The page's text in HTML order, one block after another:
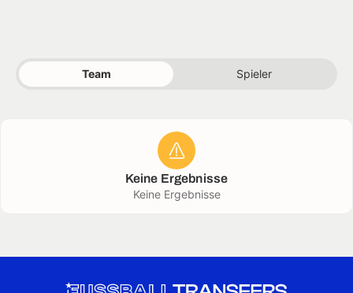
Team Spieler
Keine Ergebnisse
Keine Ergebnisse